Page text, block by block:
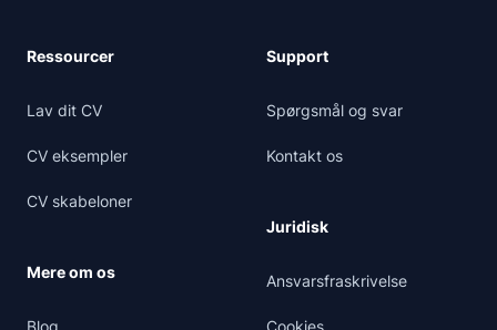
Ressourcer
Lav dit CV
CV eksempler
CV skabeloner
Mere om os
Blog
Support
Spørgsmål og svar
Kontakt os
Juridisk
Ansvarsfraskrivelse
Cookies